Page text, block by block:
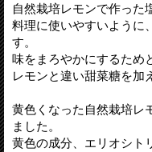
自然栽培レモンで作った
料理に使いやすいように
す。
味をまろやかにするため
レモンと違い甜菜糖を加
黄色くなった自然栽培レ
ました。
黄色の成分、エリオシト